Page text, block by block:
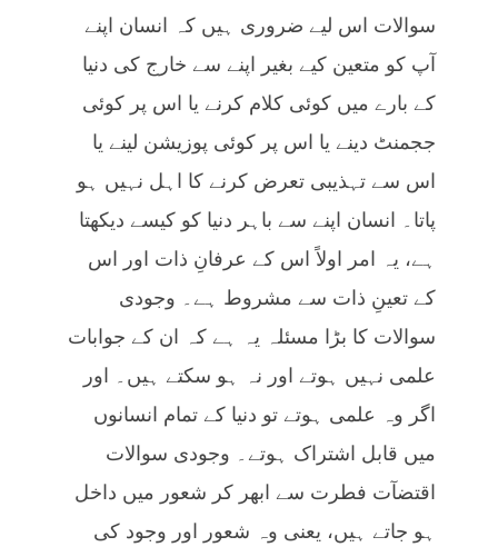
سوالات اس لیے ضروری ہیں کہ انسان اپنے
آپ کو متعین کیے بغیر اپنے سے خارج کی دنیا
کے بارے میں کوئی کلام کرنے یا اس پر کوئی
ججمنٹ دینے یا اس پر کوئی پوزیشن لینے یا
اس سے تہذیبی تعرض کرنے کا اہل نہیں ہو
پاتا۔ انسان اپنے سے باہر دنیا کو کیسے دیکھتا
ہے، یہ امر اولاً اس کے عرفانِ ذات اور اس
کے تعینِ ذات سے مشروط ہے۔ وجودی
سوالات کا بڑا مسئلہ یہ ہے کہ ان کے جوابات
علمی نہیں ہوتے اور نہ ہو سکتے ہیں۔ اور
اگر وہ علمی ہوتے تو دنیا کے تمام انسانوں
میں قابل اشتراک ہوتے۔ وجودی سوالات
اقتضآت فطرت سے ابھر کر شعور میں داخل
ہو جاتے ہیں، یعنی وہ شعور اور وجود کی